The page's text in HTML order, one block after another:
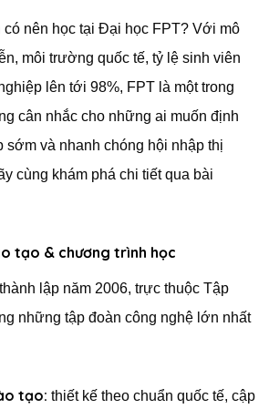
có nên học tại Đại học FPT? Với mô
môi trường quốc tế, tỷ lệ sinh viên
lên tới 98%, FPT là một trong
cân nhắc cho những ai muốn định
sớm và nhanh chóng hội nhập thị
cùng khám phá chi tiết qua bài
tạo & chương trình học
lập năm 2006, trực thuộc Tập
những tập đoàn công nghệ lớn nhất
tạo: thiết kế theo chuẩn quốc tế, cập